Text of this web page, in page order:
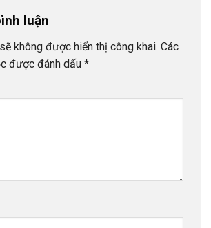
luận
không được hiển thị công khai. Các
được đánh dấu *